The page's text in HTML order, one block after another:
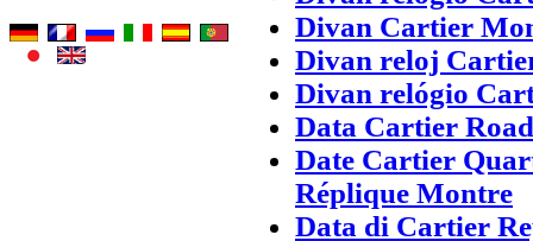
Divan Cartier
Divan reloj
Divan relógio
Data Cartier
Date Cartier
Réplique Montre
Data di Cartier